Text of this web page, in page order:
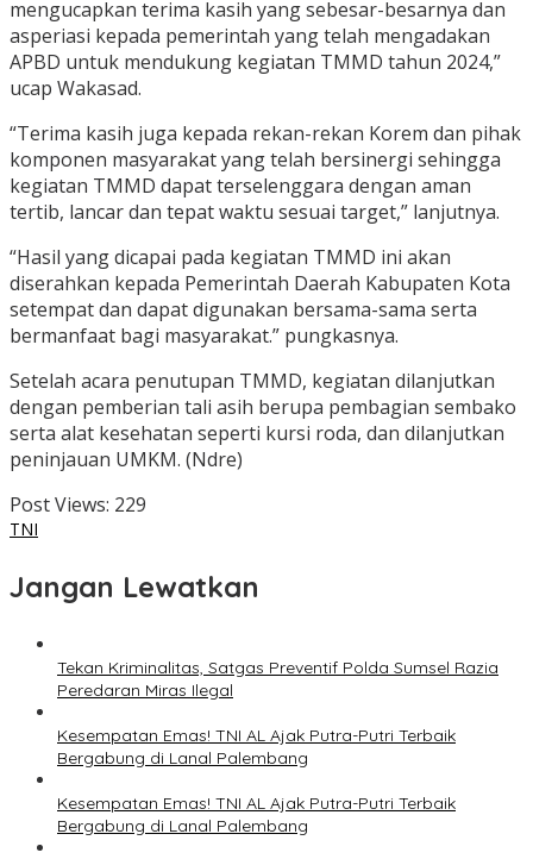
mengucapkan terima kasih yang sebesar-besarnya dan
asperiasi kepada pemerintah yang telah mengadakan
APBD untuk mendukung kegiatan TMMD tahun 2024,”
ucap Wakasad.
“Terima kasih juga kepada rekan-rekan Korem dan pihak
komponen masyarakat yang telah bersinergi sehingga
kegiatan TMMD dapat terselenggara dengan aman
tertib, lancar dan tepat waktu sesuai target,” lanjutnya.
“Hasil yang dicapai pada kegiatan TMMD ini akan
diserahkan kepada Pemerintah Daerah Kabupaten Kota
setempat dan dapat digunakan bersama-sama serta
bermanfaat bagi masyarakat.” pungkasnya.
Setelah acara penutupan TMMD, kegiatan dilanjutkan
dengan pemberian tali asih berupa pembagian sembako
serta alat kesehatan seperti kursi roda, dan dilanjutkan
peninjauan UMKM. (Ndre)
Post Views: 229
TNI
Jangan Lewatkan
Tekan Kriminalitas, Satgas Preventif Polda Sumsel Razia
Peredaran Miras Ilegal
Kesempatan Emas! TNI AL Ajak Putra-Putri Terbaik
Bergabung di Lanal Palembang
Kesempatan Emas! TNI AL Ajak Putra-Putri Terbaik
Bergabung di Lanal Palembang